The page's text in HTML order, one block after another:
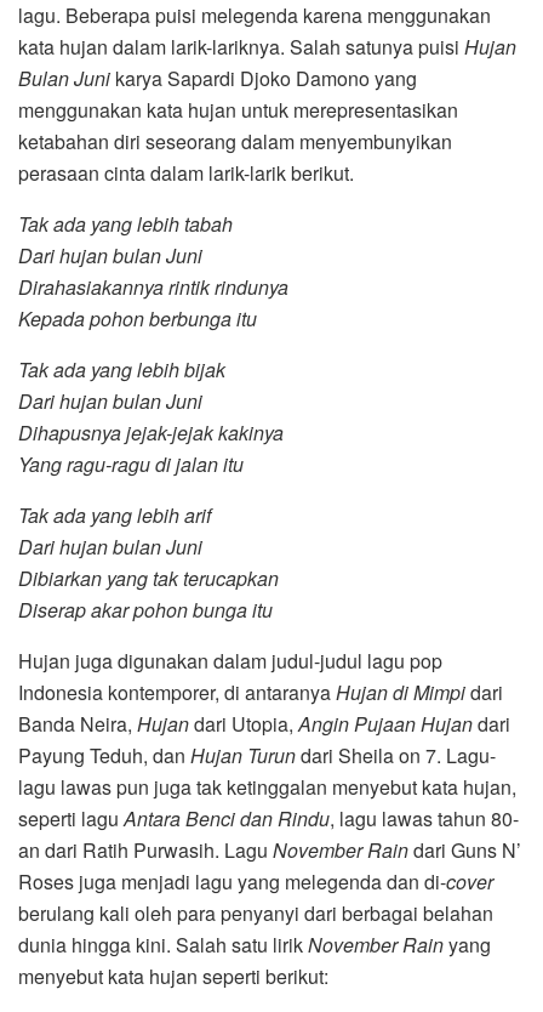
lagu. Beberapa puisi melegenda karena menggunakan
kata hujan dalam larik-lariknya. Salah satunya puisi Hujan
Bulan Juni karya Sapardi Djoko Damono yang
menggunakan kata hujan untuk merepresentasikan
ketabahan diri seseorang dalam menyembunyikan
perasaan cinta dalam larik-larik berikut.
Tak ada yang lebih tabah
Dari hujan bulan Juni
Dirahasiakannya rintik rindunya
Kepada pohon berbunga itu
Tak ada yang lebih bijak
Dari hujan bulan Juni
Dihapusnya jejak-jejak kakinya
Yang ragu-ragu di jalan itu
Tak ada yang lebih arif
Dari hujan bulan Juni
Dibiarkan yang tak terucapkan
Diserap akar pohon bunga itu
Hujan juga digunakan dalam judul-judul lagu pop
Indonesia kontemporer, di antaranyaHujan di Mimpidari
Banda Neira, Hujandari Utopia,Angin Pujaan Hujandari
Payung Teduh, dan Hujan Turundari Sheila on 7. Lagu-
lagu lawas pun juga tak ketinggalan menyebut kata hujan,
seperti laguAntara Benci dan Rindu, lagu lawas tahun 80-
an dari Ratih Purwasih. Lagu November Raindari Guns N’
Roses juga menjadi lagu yang melegenda dan di-cover
berulang kali oleh para penyanyi dari berbagai belahan
dunia hingga kini. Salah satu lirikNovember Rainyang
menyebut kata hujan seperti berikut: